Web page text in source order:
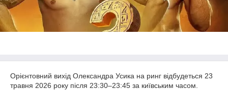
Орієнтовний вихід Олександра Усика на ринг відбудеться 23
травня 2026 року після 23:30–23:45 за київським часом.